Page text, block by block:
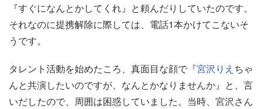
『すぐになんとかしてくれ』と頼んだりしていたのです。
それなのに提携解除に際しては、電話1本かけてこないそ
うです。
タレント活動を始めたころ、真面目な顔で『宮沢りえ ちゃ
んと共演したいのですが、なんとかなりませんか』と、言
いだしたので、周囲は困惑していました。当時、宮沢さん